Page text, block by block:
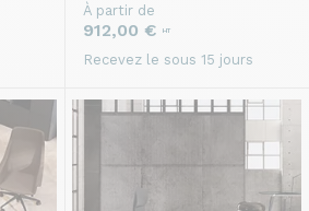
À partir de
912,00 € HT
Recevez le sous 15 jours